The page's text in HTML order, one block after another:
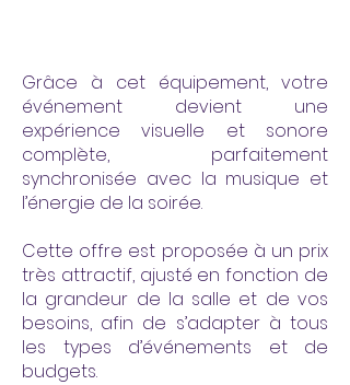
Grâce à cet équipement, votre
événement devient une
expérience visuelle et sonore
complète, parfaitement
synchronisée avec la musique et
l’énergie de la soirée.
Cette offre est proposée à un prix
très attractif, ajusté en fonction de
la grandeur de la salle et de vos
besoins, afin de s’adapter à tous
les types d’événements et de
budgets.